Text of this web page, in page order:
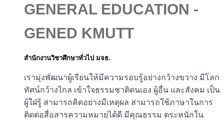
GENERAL EDUCATION -
GENED KMUTT
สำนักงานวิชาศึกษาทั่วไป มจธ.
เรามุ่งพัฒนาผู้เรียนให้มีความรอบรู้อย่างกว้างขวาง มีโลก
ทัศน์กว้างไกล เข้าใจธรรมชาติตนเอง ผู้อื่น และสังคม เป็น
ผู้ใฝ่รู้ สามารถคิดอย่างมีเหตุผล สามารถใช้ภาษาในการ
ติดต่อสื่อสารความหมายได้ดี มีคุณธรรม ตระหนักใน